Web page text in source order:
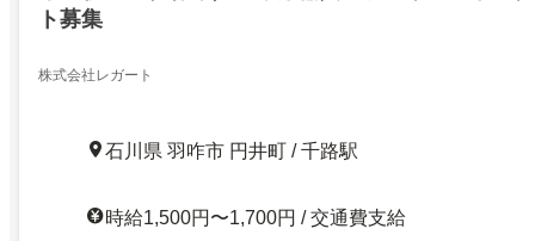
ト募集
株式会社レガート
石川県 羽咋市 円井町 / 千路駅
時給1,500円〜1,700円 / 交通費支給